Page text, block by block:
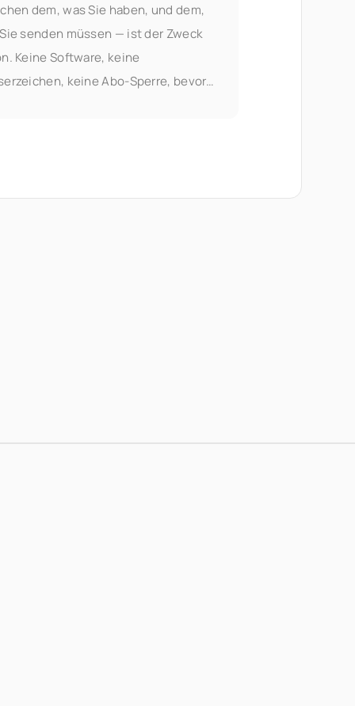
dem, was Sie haben, und dem,
senden müssen — ist der Zweck
Keine Software, keine
keine Abo-Sperre, bevor